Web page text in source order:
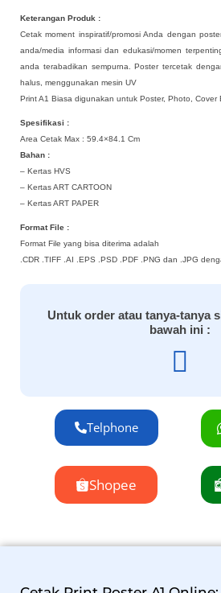
Keterangan Produk :
Cetak moment inspiratif/promosi Anda dengan
anda/media informasi dan edukasi/momen
anda terabadikan sempurna. Poster tercetak
halus, menggunakan mesin UV
Print A1 Biasa digunakan untuk Poster, Photo, Cover
Spesifikasi :
Area Cetak Max : 59.4×84.1 Cm
Bahan :
– Kertas HVS
– Kertas ART CARTOON
– Kertas ART PAPER
Format File :
Format File yang bisa diterima adalah
.CDR .TIFF .AI .EPS .PSD .PDF .PNG dan .JPG
Untuk order atau tanya-tanya
bawah ini :
Telphone
Shopee